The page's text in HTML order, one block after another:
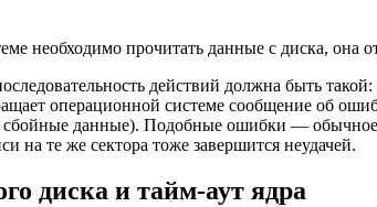
необходимо прочитать данные с диска,
действий должна быть
операционной системе сообщение об
сбойные данные). Подобные ошибки — обычное
на те же сектора тоже завершится неудачей.
диска и тайм-аут ядра